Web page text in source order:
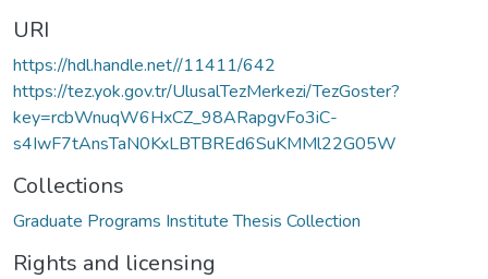
URI
https://hdl.handle.net//11411/642
https://tez.yok.gov.tr/UlusalTezMerkezi/TezGoster?
key=rcbWnuqW6HxCZ_98ARapgvFo3iC-
s4IwF7tAnsTaN0KxLBTBREd6SuKMMl22G05W
Collections
Graduate Programs Institute Thesis Collection
Rights and licensing